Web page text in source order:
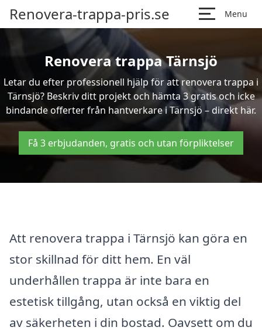
Renovera-trappa-pris.se Menu
Renovera trappa Tärnsjö
Letar du efter professionell hjälp för att renovera trappa i
Tärnsjö? Beskriv ditt projekt och hämta 3 gratis och icke
bindande offerter från hantverkare i Tärnsjö – direkt här.
Få 3 erbjudanden, gratis och utan förpliktelser
Att renovera trappa i Tärnsjö kan göra en
stor skillnad för ditt hem. En väl
underhållen trappa är inte bara en
estetisk tillgång, utan också en viktig del
av säkerheten i din bostad. Oavsett om du